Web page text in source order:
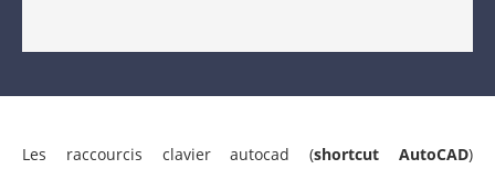
Les raccourcis clavier autocad (shortcut AutoCAD)